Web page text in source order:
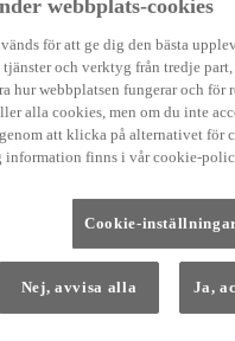
Bensin
Visa mer
kr
920 kr/mån
Kontakta återförsäljare
webbplats-cookies
för att ge dig den bästa
tjänster och verktyg från tredje
hur webbplatsen fungerar och för
alla cookies, men om du inte
att klicka på alternativet för
information finns i vår cookie-
Cookie-
Nej, avvisa alla Ja,